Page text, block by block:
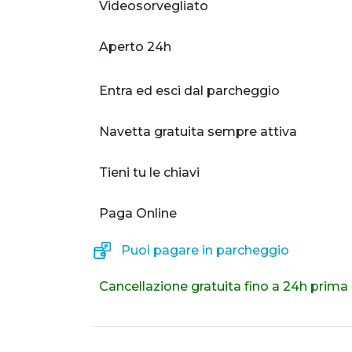
Videosorvegliato
Aperto 24h
Entra ed esci dal parcheggio
Navetta gratuita sempre attiva
Tieni tu le chiavi
Paga Online
Puoi pagare in parcheggio
Cancellazione gratuita fino a 24h prima